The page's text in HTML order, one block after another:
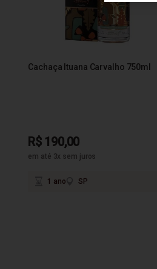
Cachaça Ituana Carvalho 750ml
R$ 190,00
em até 3x sem juros
1 ano SP